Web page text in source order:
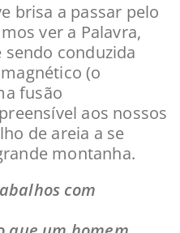
brisa a passar pelo
ver a Palavra,
conduzida
(o
fusão
aos nossos
de areia a se
montanha.
com